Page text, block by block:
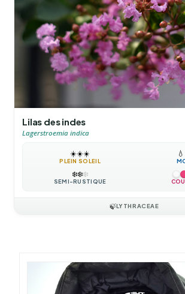
Lilas des indes
Lagerstroemia indica
☀️☀️☀️
PLEIN SOLEIL
💧
❄️❄️❄️
SEMI-RUSTIQUE
🍃LYTHRACEAE